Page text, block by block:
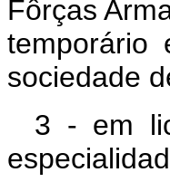
Fôrças
temporário
sociedade
3 - em